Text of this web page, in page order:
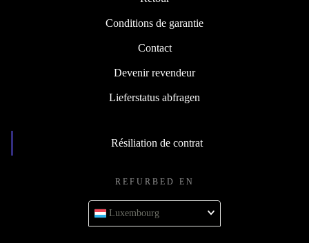
Conditions de garantie
Contact
Devenir revendeur
Lieferstatus abfragen
Résiliation de contrat
REFURBED EN
Luxembourg